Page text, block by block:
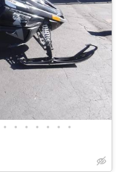
• • • • • • •